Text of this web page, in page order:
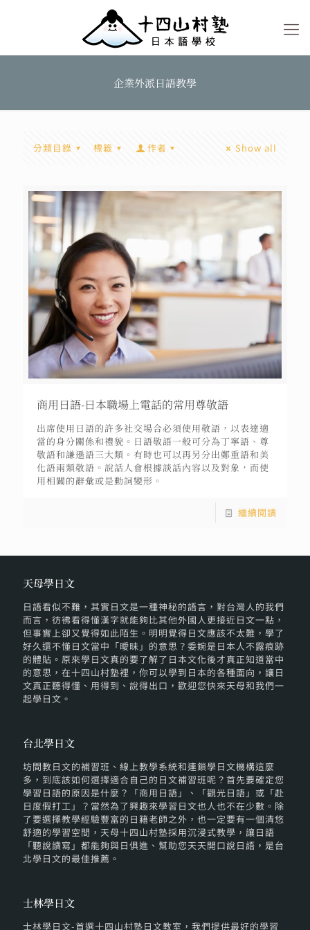
企業外派日語教學
分類目錄 標籤 作者 Show all
商用日語-日本職場上電話的常用尊敬語
出席使用日語的許多社交場合必須使用敬語，以表達適
當的身分關係和禮貌。日語敬語一般可分為丁寧語、尊
敬語和謙遜語三大類。有時也可以再另分出鄭重語和美
化語兩類敬語。說話人會根據談話內容以及對象，而使
用相關的辭彙或是動詞變形。
繼續閱讀
天母學日文
日語看似不難，其實日文是一種神秘的語言，對台灣人的我們
而言，彷彿看得懂漢字就能夠比其他外國人更接近日文一點，
但事實上卻又覺得如此陌生。明明覺得日文應該不太難，學了
好久還不懂日文當中「曖昧」的意思？委婉是日本人不露痕跡
的體貼。原來學日文真的要了解了日本文化後才真正知道當中
的意思，在十四山村塾裡，你可以學到日本的各種面向，讓日
文真正聽得懂、用得到、說得出口，歡迎您快來天母和我們一
起學日文。
台北學日文
坊間教日文的補習班、線上教學系統和連鎖學日文機構這麼
多，到底該如何選擇適合自己的日文補習班呢？首先要確定您
學習日語的原因是什麼？「商用日語」、「觀光日語」或「赴
日度假打工」？當然為了興趣來學習日文也人也不在少數。除
了要選擇教學經驗豐富的日籍老師之外，也一定要有一個清悠
舒適的學習空間，天母十四山村塾採用沉浸式教學，讓日語
「聽說讀寫」都能夠與日俱進、幫助您天天開口說日語，是台
北學日文的最佳推薦。
士林學日文
士林學日文-首選十四山村塾日文教室，我們提供最好的學習